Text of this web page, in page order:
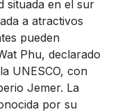
situada en el sur
a atractivos
pueden
Phu, declarado
UNESCO, con
Jemer. La
por su